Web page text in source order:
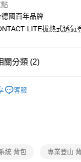
。
准額度、可分期數及費用金
遇「轉專審核」未通過狀況
項不併入電信帳單，「大
口支付／iPASS MONEY」等
包含姓名、電話或地址）提
式
運
市自取
國百年品牌
LITE拔熱式透氣
關分類 (2)
客服
統 背包 專業登山